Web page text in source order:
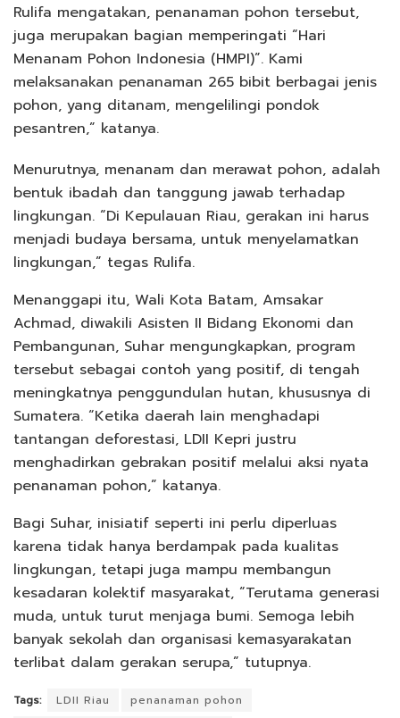
Rulifa mengatakan, penanaman pohon tersebut,
juga merupakan bagian memperingati “Hari
Menanam Pohon Indonesia (HMPI)”. Kami
melaksanakan penanaman 265 bibit berbagai jenis
pohon, yang ditanam, mengelilingi pondok
pesantren,” katanya.
Menurutnya, menanam dan merawat pohon, adalah
bentuk ibadah dan tanggung jawab terhadap
lingkungan. “Di Kepulauan Riau, gerakan ini harus
menjadi budaya bersama, untuk menyelamatkan
lingkungan,” tegas Rulifa.
Menanggapi itu, Wali Kota Batam, Amsakar
Achmad, diwakili Asisten II Bidang Ekonomi dan
Pembangunan, Suhar mengungkapkan, program
tersebut sebagai contoh yang positif, di tengah
meningkatnya penggundulan hutan, khususnya di
Sumatera. “Ketika daerah lain menghadapi
tantangan deforestasi, LDII Kepri justru
menghadirkan gebrakan positif melalui aksi nyata
penanaman pohon,” katanya.
Bagi Suhar, inisiatif seperti ini perlu diperluas
karena tidak hanya berdampak pada kualitas
lingkungan, tetapi juga mampu membangun
kesadaran kolektif masyarakat, “Terutama generasi
muda, untuk turut menjaga bumi. Semoga lebih
banyak sekolah dan organisasi kemasyarakatan
terlibat dalam gerakan serupa,” tutupnya.
Tags: LDII Riau
penanaman pohon